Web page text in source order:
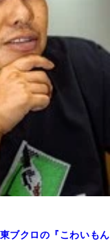
ブクロの『こわいもん